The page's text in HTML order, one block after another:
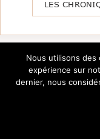
Copyright
Nous utilisons des
expérience sur
dernier, nous